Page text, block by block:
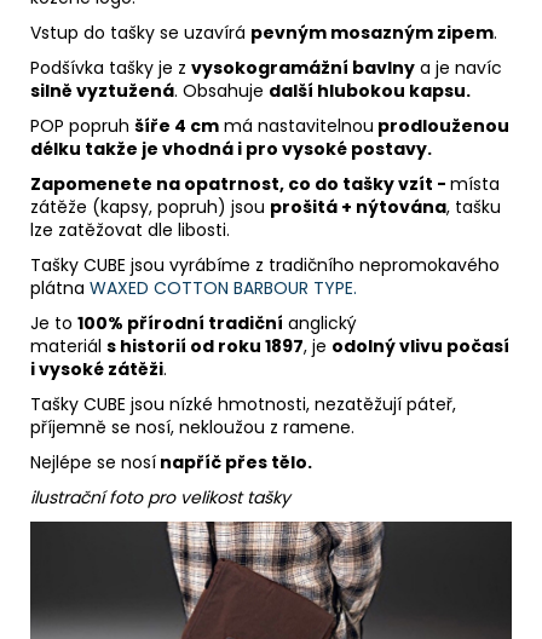
Vstup do tašky se uzavírá pevným mosazným zipem.
Podšívka tašky je z vysokogramážní bavlny a je navíc
silně vyztužená. Obsahuje další hlubokou kapsu.
POP popruh šíře 4 cm má nastavitelnou prodlouženou
délku takže je vhodná i pro vysoké postavy.
Zapomenete na opatrnost, co do tašky vzít - místa
zátěže (kapsy, popruh) jsou prošitá + nýtována, tašku
lze zatěžovat dle libosti.
Tašky CUBE jsou vyrábíme z tradičního nepromokavého
plátna WAXED COTTON BARBOUR TYPE.
Je to 100% přírodní tradiční anglický
materiál s historií od roku 1897, je odolný vlivu počasí
i vysoké zátěži.
Tašky CUBE jsou nízké hmotnosti, nezatěžují páteř,
příjemně se nosí, nekloužou z ramene.
Nejlépe se nosí napříč přes tělo.
ilustrační foto pro velikost tašky